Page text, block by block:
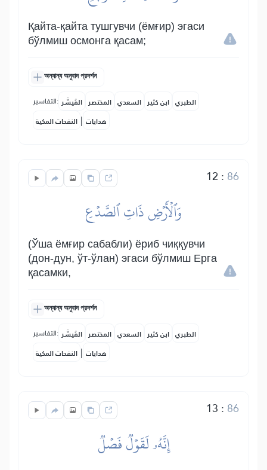
Қайта-қайта тушгувчи (ёмғир) эгаси
бўлмиш осмонга қасам;
অন্যান্য অনুবাদ প্রদর্শন
التفاسير: المُيسَّر المختصر السعدي ابن كثير الطبري
النفحات المكية | هدايات
12 : 86
وَٱلۡأَرۡضِ ذَاتِ ٱلصَّدۡعِ
(Ўша ёмғир сабабли) ёриб чиққувчи
(дон-дун, ўт-ўлан) эгаси бўлмиш Ерга
қасамки,
অন্যান্য অনুবাদ প্রদর্শন
التفاسير: المُيسَّر المختصر السعدي ابن كثير الطبري
النفحات المكية | هدايات
13 : 86
إِنَّهُۥ لَقَوۡلٞ فَصۡلٞ